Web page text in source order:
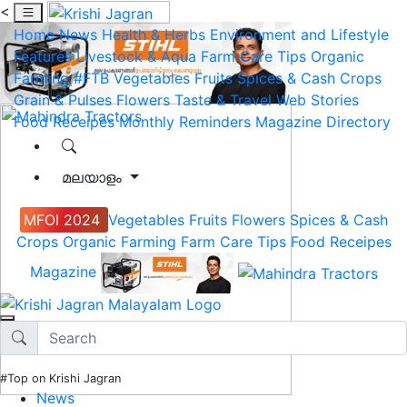
<
Home News Health & Herbs Environment and Lifestyle
Features Livestock & Aqua Farm Care Tips Organic
Farming #FTB Vegetables Fruits Spices & Cash Crops
Grain & Pulses Flowers Taste & Travel Web Stories
Food Receipes Monthly Reminders Magazine Directory
മലയാളം
MFOI 2024 Vegetables Fruits Flowers Spices & Cash
Crops Organic Farming Farm Care Tips Food Receipes
Magazine
#Top on Krishi Jagran
News